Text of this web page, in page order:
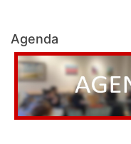
Agenda